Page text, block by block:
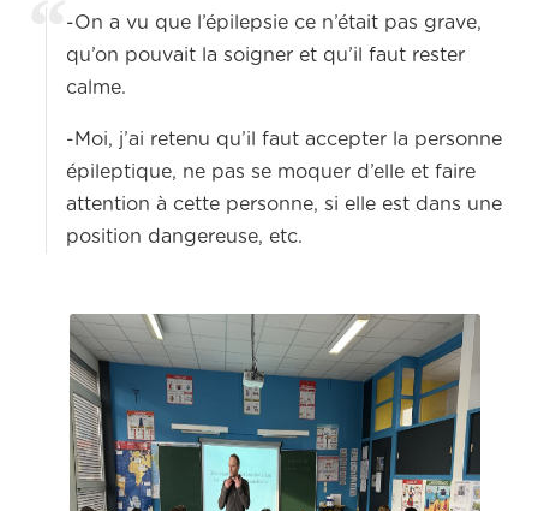
-On a vu que l’épilepsie ce n’était pas grave,
qu’on pouvait la soigner et qu’il faut rester
calme.
-Moi, j’ai retenu qu’il faut accepter la personne
épileptique, ne pas se moquer d’elle et faire
attention à cette personne, si elle est dans une
position dangereuse, etc.